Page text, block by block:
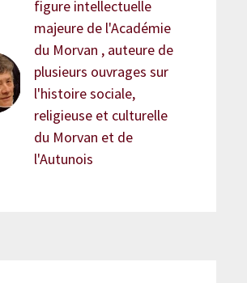
figure intellectuelle
majeure de l'Académie
du Morvan , auteure de
plusieurs ouvrages sur
l'histoire sociale,
religieuse et culturelle
du Morvan et de
l'Autunois